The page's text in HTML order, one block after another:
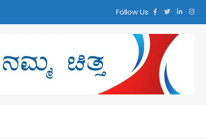
Follow Us